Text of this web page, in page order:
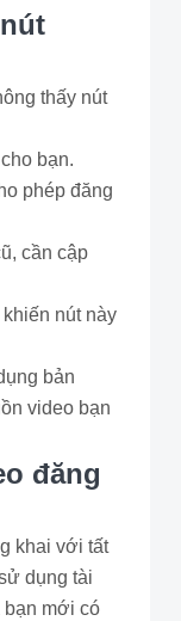
thấy nút
bạn.
phép đăng
cần cập
nút này
bản
video bạn
đăng
khai với tất
dụng tài
bạn mới có